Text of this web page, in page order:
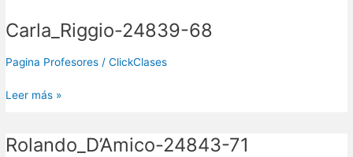
Carla_Riggio-24839-68
Pagina Profesores /ClickClases
Carla_Riggio-
68
Leer más »
Rolando_D’Amico-24843-71
Rolando_D’Amico-